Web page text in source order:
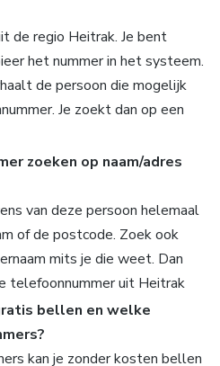
de regio Heitrak. Je bent
het nummer in het systeem.
de persoon die mogelijk
Je zoekt dan op een
zoeken op naam/adres
van deze persoon helemaal
of de postcode. Zoek ook
mits je die weet. Dan
telefoonnummer uit Heitrak
bellen en welke
kan je zonder kosten bellen